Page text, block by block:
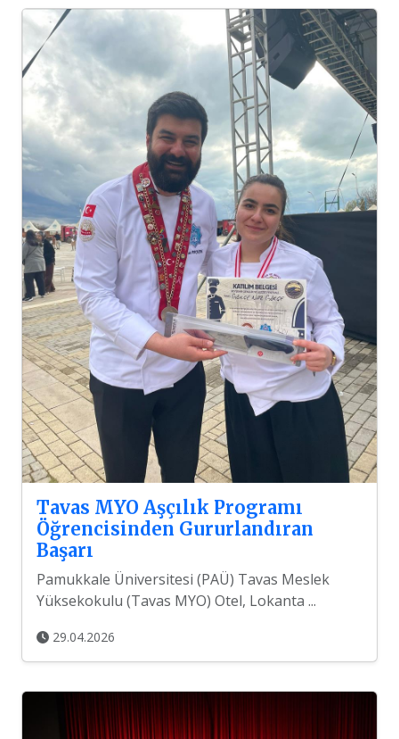
Tavas MYO Aşçılık Programı
Öğrencisinden Gururlandıran
Başarı
Pamukkale Üniversitesi (PAÜ) Tavas Meslek
Yüksekokulu (Tavas MYO) Otel, Lokanta ...
29.04.2026